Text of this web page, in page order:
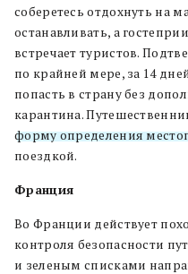
соберетесь отдохнуть на
останавливать, а
встречает туристов.
по крайней мере, за 14
попасть в страну без
карантина.
форму определения
поездкой.
Франция
Во Франции действует
контроля безопасности
и зеленым списками